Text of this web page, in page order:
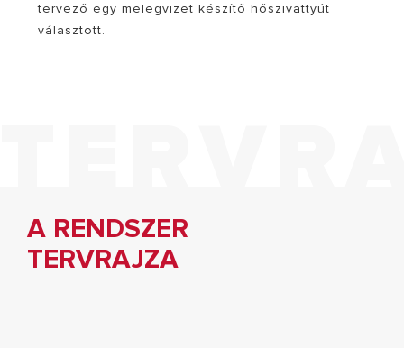
tervező egy melegvizet készítő hőszivattyút
választott.
A RENDSZER
TERVRAJZA